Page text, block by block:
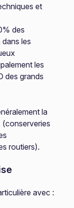
et
des
les
les
des grands
la
(conserveries
routiers).
avec :